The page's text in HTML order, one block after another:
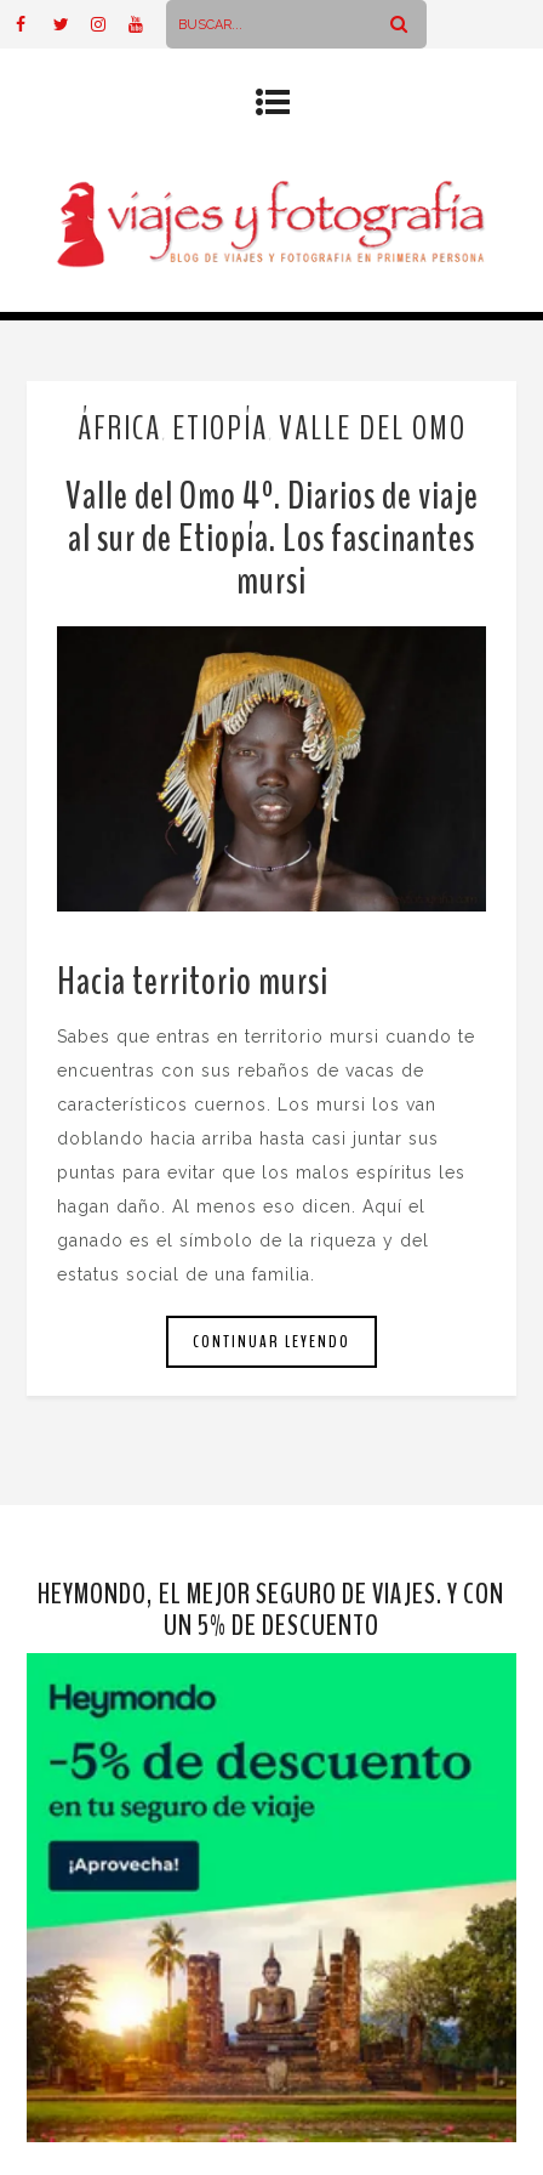
ÁFRICA ETIOPÍA VALLE DEL OMO
Valle del Omo 4º. Diarios de viaje
al sur de Etiopía. Los fascinantes
mursi
Hacia territorio mursi
Sabes que entras en territorio mursi cuando te
encuentras con sus rebaños de vacas de
característicos cuernos. Los mursi los van
doblando hacia arriba hasta casi juntar sus
puntas para evitar que los malos espíritus les
hagan daño. Al menos eso dicen. Aquí el
ganado es el símbolo de la riqueza y del
estatus social de una familia.
CONTINUAR LEYENDO
HEYMONDO, EL MEJOR SEGURO DE VIAJES. Y CON
UN 5% DE DESCUENTO